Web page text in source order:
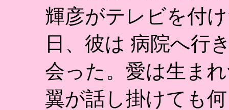
輝彦がテレビを付
日、彼は 病院へ行
会った。愛は生ま
翼が話し掛けても